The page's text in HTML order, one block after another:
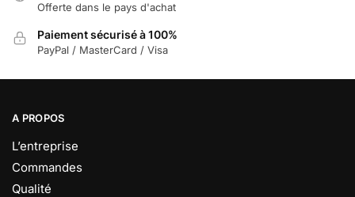
Offerte dans le pays d'achat
Paiement sécurisé à 100%
PayPal / MasterCard / Visa
A PROPOS
L’entreprise
Commandes
Qualité